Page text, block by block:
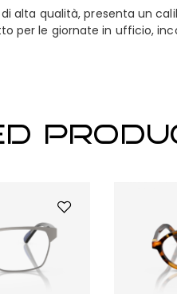
alta qualità, presenta un
per le giornate in ufficio,